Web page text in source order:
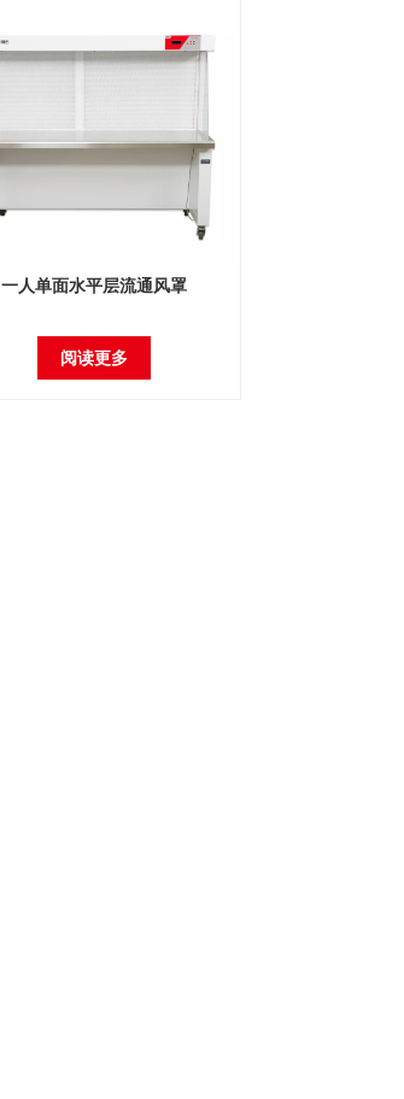
一人单面水平层流通风罩
阅读更多